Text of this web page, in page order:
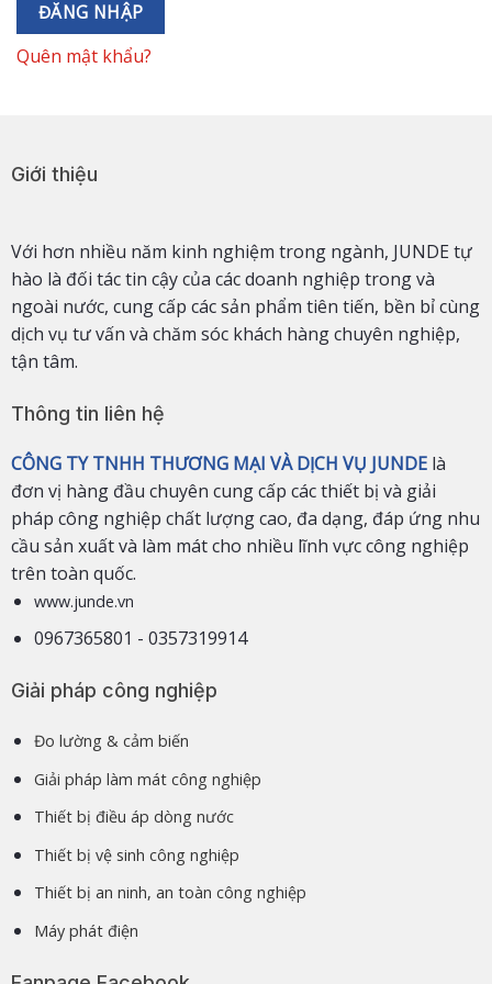
ĐĂNG NHẬP
Quên mật khẩu?
Giới thiệu
Với hơn nhiều năm kinh nghiệm trong ngành, JUNDE tự
hào là đối tác tin cậy của các doanh nghiệp trong và
ngoài nước, cung cấp các sản phẩm tiên tiến, bền bỉ cùng
dịch vụ tư vấn và chăm sóc khách hàng chuyên nghiệp,
tận tâm.
Thông tin liên hệ
CÔNG TY TNHH THƯƠNG MẠI VÀ DỊCH VỤ JUNDElà
đơn vị hàng đầu chuyên cung cấp các thiết bị và giải
pháp công nghiệp chất lượng cao, đa dạng, đáp ứng nhu
cầu sản xuất và làm mát cho nhiều lĩnh vực công nghiệp
trên toàn quốc.
www.junde.vn
0967365801 - 0357319914
Giải pháp công nghiệp
Đo lường & cảm biến
Giải pháp làm mát công nghiệp
Thiết bị điều áp dòng nước
Thiết bị vệ sinh công nghiệp
Thiết bị an ninh, an toàn công nghiệp
Máy phát điện